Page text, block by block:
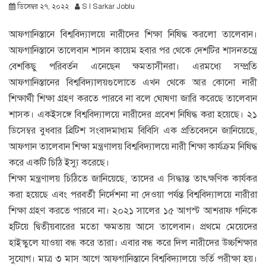
ডিসেম্বর ২৭, ২০২২ S I Sarkar Joblu
আফগানিস্তানে বিশ্ববিদ্যালয়ে নারীদের শিক্ষা নিষিদ্ধ করলো তালেবান।
আফগানিস্তানে তালেবান শাসন কায়েম হবার পর থেকে দেশটির শাসনতন্ত্রে
বেশকিছু পরিবর্তন এনেছেন ক্ষমতাসীনরা। এরমধ্যে সম্প্রতি
আফগানিস্তানের বিশ্ববিদ্যালয়গুলোতে এখন থেকে আর কোনো নারী
শিক্ষার্থী শিক্ষা গ্রহণ করতে পারবে না বলে ঘোষণা জারি করেছে তালেবান
শাসক। একইসঙ্গে বিশ্ববিদ্যালয়ে নারীদের প্রবেশ নিষিদ্ধ করা হয়েছে। ২১
ডিসেম্বর বুধবার ব্রিটিশ সংবাদমাধ্যম বিবিসি এক প্রতিবেদনে জানিয়েছে,
আফগান তালেবান শিক্ষা মন্ত্রণালয় বিশ্ববিদ্যালয়ে নারী শিক্ষা কার্যক্রম নিষিদ্ধ
করে একটি চিঠি ইস্যু করেছে।
শিক্ষা মন্ত্রণালয় চিঠিতে জানিয়েছে, তাদের এ সিদ্ধান্ত তাৎক্ষণিক কার্যকর
করা হয়েছে এবং পরবর্তী নির্দেশনা না দেওয়া পর্যন্ত বিশ্ববিদ্যালয়ে নারীরা
শিক্ষা গ্রহণ করতে পারবে না। ২০২১ সালের ১৫ আগস্ট আশরাফ গনিকে
হটিয়ে দ্বিতীয়বারের মতো ক্ষমতায় আসে তালেবান। প্রথমে মেয়েদের
হাইস্কুলে যাওয়া বন্ধ করে তারা। এবার বন্ধ করে দিল নারীদের উচ্চশিক্ষার
সুযোগ। মাত্র ৩ মাস আগে আফগানিস্তানে বিশ্ববিদ্যালয়ে ভর্তি পরীক্ষা হয়।